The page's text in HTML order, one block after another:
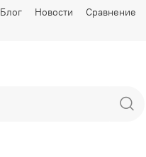
Блог Новости Сравнение